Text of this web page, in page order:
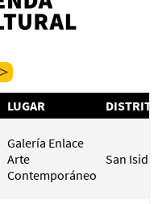
LUGAR
Galería Enlace
Arte
Contemporáneo
San